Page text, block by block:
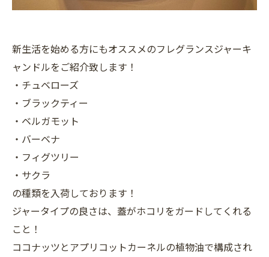
新生活を始める方にもオススメのフレグランスジャーキ
ャンドルをご紹介致します！
・チュベローズ
・ブラックティー
・ベルガモット
・バーベナ
・フィグツリー
・サクラ
の種類を入荷しております！
ジャータイプの良さは、蓋がホコリをガードしてくれる
こと！
ココナッツとアプリコットカーネルの植物油で構成され